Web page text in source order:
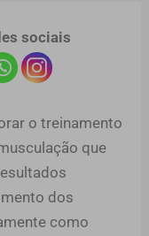
sociais
o treinamento
que
dos
como